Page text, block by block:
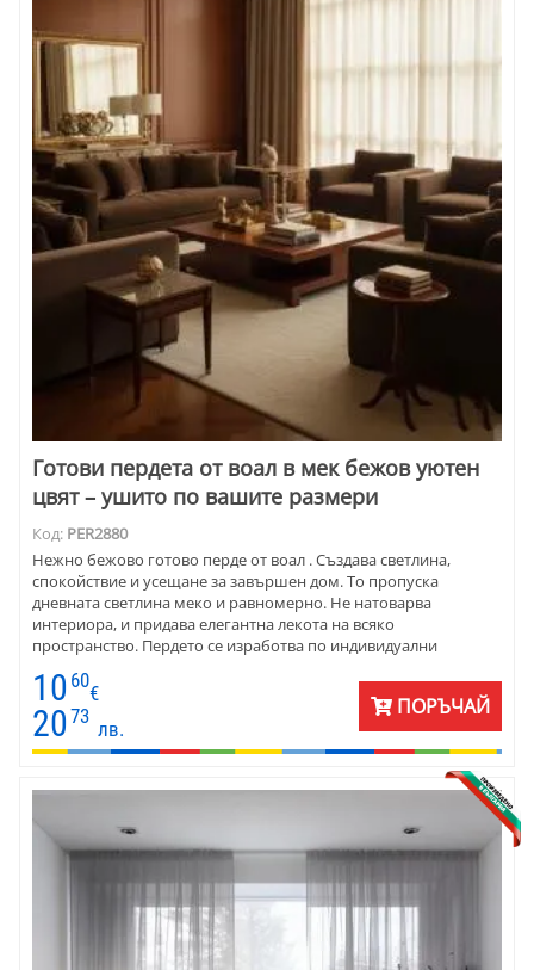
Готови пердета от воал в мек бежов уютен
цвят – ушито по вашите размери
Код: PER2880
Нежно бежово готово перде от воал . Създава светлина,
спокойствие и усещане за завършен дом. То пропуска
дневната светлина меко и равномерно. Не натоварва
интериора, и придава елегантна лекота на всяко
пространство. Пердето се изработва по индивидуални
практично решение за хора, които ценят визията и
удобството. Подходящо за домове, в които уютът е на първо
място.
10 60
€
2073
лв.
ПОРЪЧАЙ